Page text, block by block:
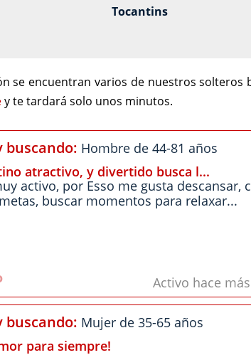
Tocantins
se encuentran varios de nuestros solteros
y te tardará solo unos minutos.
buscando: Hombre de 44-81 años
atractivo, y divertido busca l...
activo, por Esso me gusta descansar,
buscar momentos para relaxar...
Activo hace
buscando: Mujer de 35-65 años
para siempre!